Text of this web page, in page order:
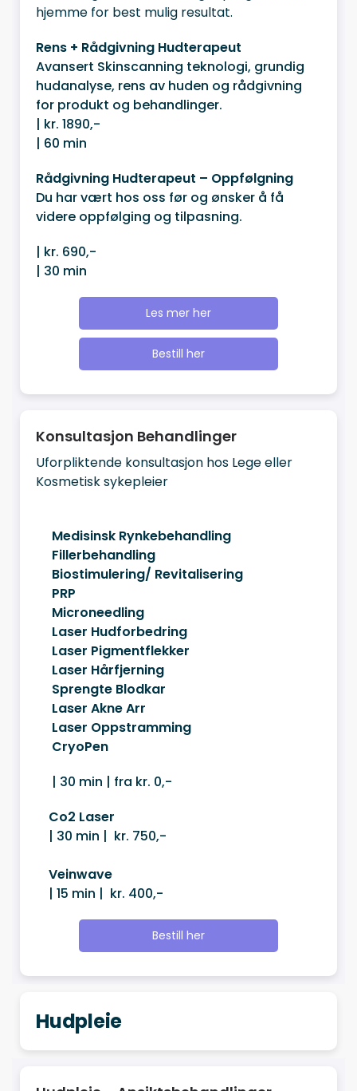
hjemme for best mulig resultat.
Rens + Rådgivning Hudterapeut
Avansert Skinscanning teknologi, grundig
hudanalyse, rens av huden og rådgivning
for produkt og behandlinger.
| kr. 1890,-
| 60 min
Rådgivning Hudterapeut – Oppfølgning
Du har vært hos oss før og ønsker å få
videre oppfølging og tilpasning.
| kr. 690,-
| 30 min
Les mer her
Bestill her
Konsultasjon Behandlinger
Uforpliktende konsultasjon hos Lege eller
Kosmetisk sykepleier
Medisinsk Rynkebehandling
Fillerbehandling
Biostimulering/ Revitalisering
PRP
Microneedling
Laser Hudforbedring
Laser Pigmentflekker
Laser Hårfjerning
Sprengte Blodkar
Laser Akne Arr
Laser Oppstramming
CryoPen
| 30 min | fra kr. 0,-
Co2 Laser
| 30 min | kr. 750,-
Veinwave
| 15 min | kr. 400,-
Bestill her
Hudpleie